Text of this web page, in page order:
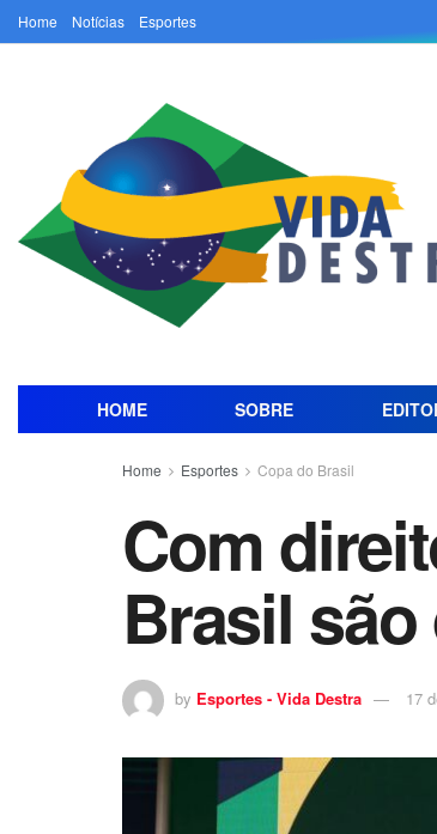
Home Notícias Esportes
HOME SOBRE
Home Esportes Copa do Brasil
Com
Brasil
by Esportes - Vida Destra 17